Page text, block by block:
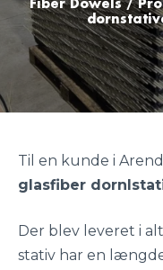
Fiber Dowels/
Til en kunde i
glasfiber
Der blev leveret i alt
stativ har en